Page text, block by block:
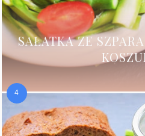
SAŁATKA ZE